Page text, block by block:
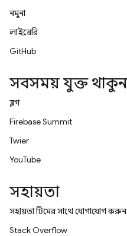
নমুনা
লাইব্রেরি
GitHub
সবসময় যুক্ত থাকুন
ব্লগ
Firebase Summit
Twitter
YouTube
সহায়তা
সহায়তা টিমের সাথে যোগাযোগ করুন
Stack Overflow